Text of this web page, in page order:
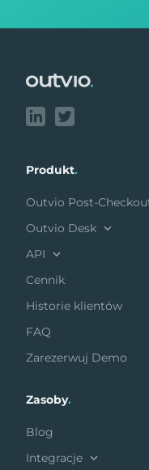
Produkt.
Outvio Post-
Outvio Desk
API
Cennik
Historie klientów
FAQ
Zarezerwuj Demo
Zasoby.
Blog
Integracje